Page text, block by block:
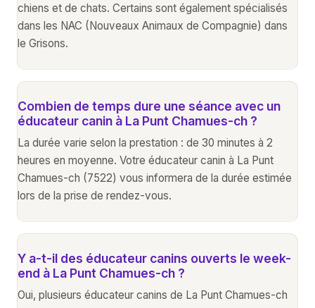
chiens et de chats. Certains sont également spécialisés
dans les NAC (Nouveaux Animaux de Compagnie) dans
le Grisons.
Combien de temps dure une séance avec un
éducateur canin à La Punt Chamues-ch ?
La durée varie selon la prestation : de 30 minutes à 2
heures en moyenne. Votre éducateur canin à La Punt
Chamues-ch (7522) vous informera de la durée estimée
lors de la prise de rendez-vous.
Y a-t-il des éducateur canins ouverts le week-
end à La Punt Chamues-ch ?
Oui, plusieurs éducateur canins de La Punt Chamues-ch